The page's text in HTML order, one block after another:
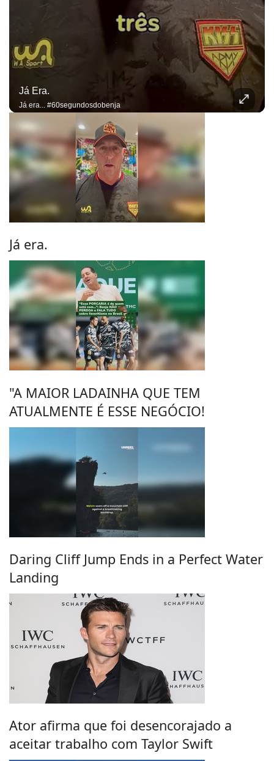
Já Era.
Já era... #60segundosdobenja
Já era.
"A MAIOR LADAINHA QUE TEM
ATUALMENTE É ESSE NEGÓCIO!
Daring Cliff Jump Ends in a Perfect Water
Landing
Ator afirma que foi desencorajado a
aceitar trabalho com Taylor Swift